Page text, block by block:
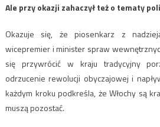
Ale przy okazji zahaczył też o tematy
Okazuje się, że piosenkarz z
wicepremier i minister spraw
się przywrócić w kraju tradycyjny
odrzucenie rewolucji obyczajowej i
każdym kroku podkreśla, że Włochy są
muszą pozostać.